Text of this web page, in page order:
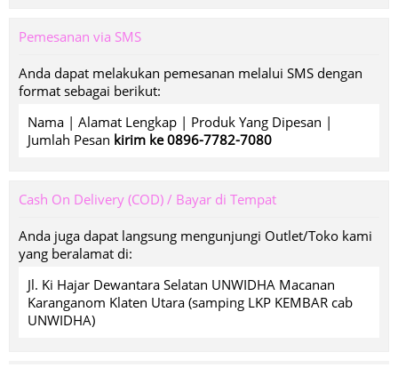
Pemesanan via SMS
Anda dapat melakukan pemesanan melalui SMS dengan
format sebagai berikut:
Nama | Alamat Lengkap | Produk Yang Dipesan |
Jumlah Pesan kirim ke 0896-7782-7080
Cash On Delivery (COD) / Bayar di Tempat
Anda juga dapat langsung mengunjungi Outlet/Toko kami
yang beralamat di:
Jl. Ki Hajar Dewantara Selatan UNWIDHA Macanan
Karanganom Klaten Utara (samping LKP KEMBAR cab
UNWIDHA)